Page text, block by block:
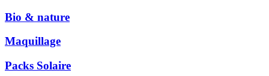
Bio & nature
Maquillage
Packs Solaire